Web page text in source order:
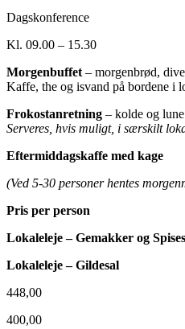
Dagskonference
Kl. 09.00 – 15.30
Morgenbuffet – morgenbrød,
Kaffe, the og isvand på bordene i
Frokostanretning – kolde og
Serveres, hvis muligt, i særskilt
Eftermiddagskaffe med kage
(Ved 5-30 personer hentes
Pris per person
Lokaleleje – Gemakker og
Lokaleleje – Gildesal
448,00
400,00